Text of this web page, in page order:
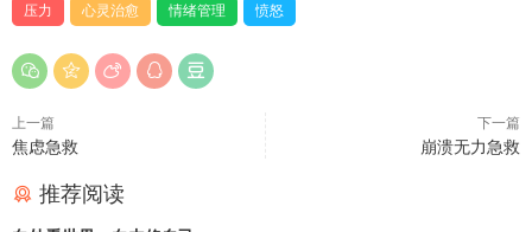
的话
→ 这些都是正常的。当众被批评触
压力 心灵治愈 情绪管理 愤怒
上一篇
焦虑急救
下一篇
崩溃无力急救
推荐阅读